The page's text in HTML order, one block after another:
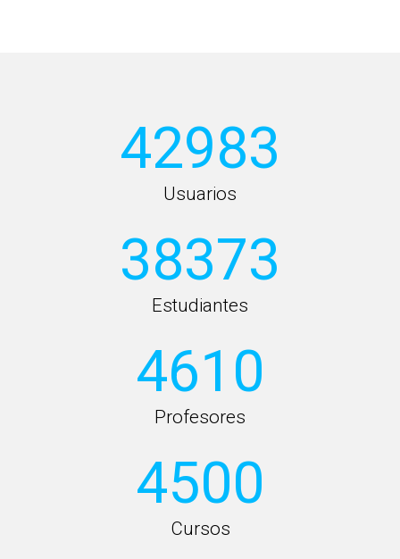
42983
Usuarios
38373
Estudiantes
4610
Profesores
4500
Cursos